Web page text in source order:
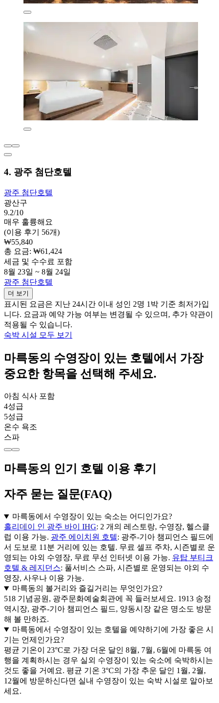
4. 광주 첨단호텔
광주 첨단호텔
광산구
9.2/10
매우 훌륭해요
(이용 후기 56개)
₩55,840
총 요금: ₩61,424
세금 및 수수료 포함
8월 23일 ~ 8월 24일
광주 첨단호텔
더 보기
표시된 요금은 지난 24시간 이내 성인 2명 1박 기준 최저가입
니다. 요금과 예약 가능 여부는 변경될 수 있으며, 추가 약관이
적용될 수 있습니다.
숙박 시설 모두 보기
마륵동의 수영장이 있는 호텔에서 가장
중요한 항목을 선택해 주세요.
아침 식사 포함
4성급
5성급
온수 욕조
스파
마륵동의 인기 호텔 이용 후기
자주 묻는 질문(FAQ)
마륵동에서 수영장이 있는 숙소는 어디인가요?
홀리데이 인 광주 바이 IHG: 2 개의 레스토랑, 수영장, 헬스클
럽 이용 가능. 광주 에이치원 호텔: 광주-기아 챔피언스 필드에
서 도보로 11분 거리에 있는 호텔. 무료 셀프 주차, 시즌별로 운
영되는 야외 수영장, 무료 무선 인터넷 이용 가능. 유탑 부티크
호텔 & 레지던스: 풀서비스 스파, 시즌별로 운영되는 야외 수
영장, 사우나 이용 가능.
마륵동의 볼거리와 즐길거리는 무엇인가요?
518 기념공원, 광주문화예술회관에 꼭 들러보세요. 1913 송정
역시장, 광주-기아 챔피언스 필드, 양동시장 같은 명소도 방문
해 볼 만하죠.
마륵동에서 수영장이 있는 호텔을 예약하기에 가장 좋은 시
기는 언제인가요?
평균 기온이 23°C로 가장 더운 달인 8월, 7월, 6월에 마륵동 여
행을 계획하시는 경우 실외 수영장이 있는 숙소에 숙박하시는
것도 좋을 거예요. 평균 기온 3°C의 가장 추운 달인 1월, 2월,
12월에 방문하신다면 실내 수영장이 있는 숙박 시설로 알아보
세요.